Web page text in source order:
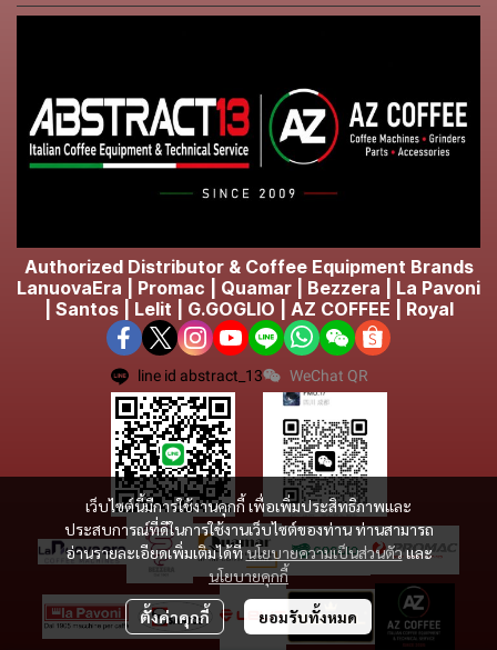
เว็บไซต์นี้มีการใช้งานคุกกี้ เพื่อเพิ่มประสิทธิภาพและ
ประสบการณ์ที่ดีในการใช้งานเว็บไซต์ของท่าน ท่านสามารถ
อ่านรายละเอียดเพิ่มเติมได้ที่นโยบายความเป็นส่วนตัว และ
นโยบายคุกกี้
ตั้งค่าคุกกี้ ยอมรับทั้งหมด
Authorized Distributor & Coffee Equipment Brands
LanuovaEra | Promac | Quamar | Bezzera | La Pavoni
| Santos | Lelit | G.GOGLIO | AZ COFFEE | Royal
line id abstract_13 WeChat QR